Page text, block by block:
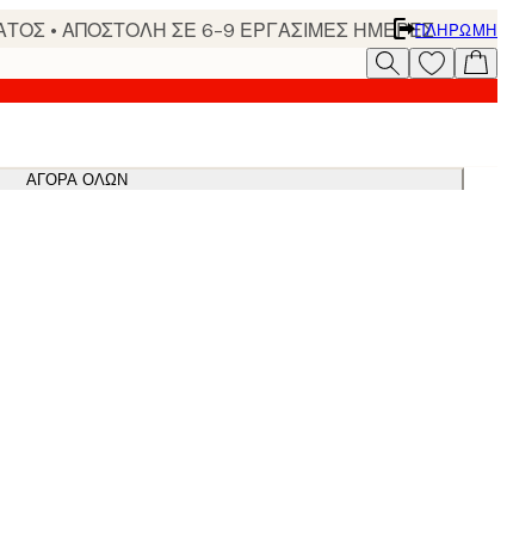
• ΑΠΟΣΤΟΛΗ ΣΕ 6-9 ΕΡΓΑΣΙΜΕΣ ΗΜΕΡΕΣΠΛΗΡΩΜΉ
ΑΓΟΡΆ ΌΛΩΝ